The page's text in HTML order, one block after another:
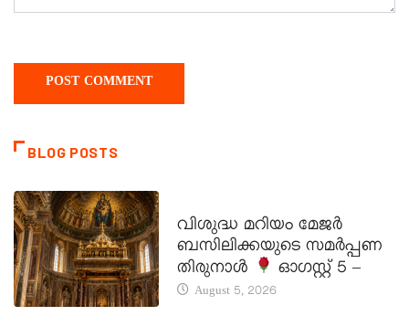
BLOG POSTS
വിശുദ്ധ മറിയം മേജർ
ബസിലിക്കയുടെ സമർപ്പണ
തിരുനാൾ
ഓഗസ്റ്റ് 5 –
August 5, 2026